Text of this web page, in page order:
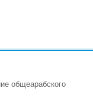
общеарабского